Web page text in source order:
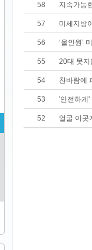
58 지속가능
57 미세지방
56 ‘올인원’
55 20대 못지
54 찬바람에
53 '안전하게'
52 얼굴 이곳